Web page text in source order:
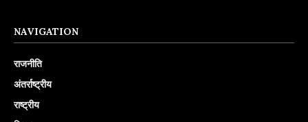
NAVIGATION
राजनीति
अंतर्राष्ट्रीय
राष्ट्रीय